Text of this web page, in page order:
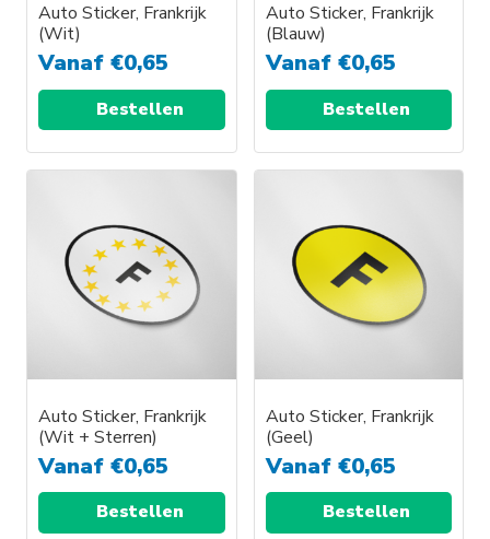
Auto Sticker, Frankrijk
(Wit)
Vanaf €0,65
Bestellen
Auto Sticker, Frankrijk
(Blauw)
Vanaf €0,65
Bestellen
Auto Sticker, Frankrijk
(Wit + Sterren)
Vanaf €0,65
Bestellen
Auto Sticker, Frankrijk
(Geel)
Vanaf €0,65
Bestellen